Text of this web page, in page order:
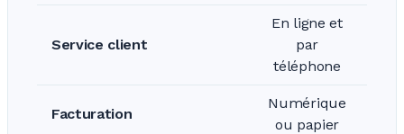
Service client
En ligne et
par
téléphone
Facturation
Numérique
ou papier